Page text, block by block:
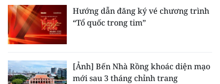
Hướng dẫn đăng ký vé chương trình
“Tổ quốc trong tim”
[Ảnh] Bến Nhà Rồng khoác diện mạo
mới sau 3 tháng chỉnh trang